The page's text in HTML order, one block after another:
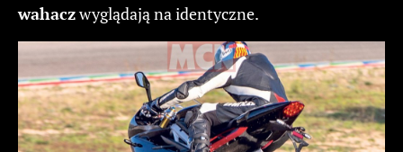
wahaczwyglądają na identyczne.